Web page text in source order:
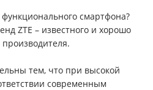
смартфона?
ZTE – известного и хорошо
тем, что при высокой
современным